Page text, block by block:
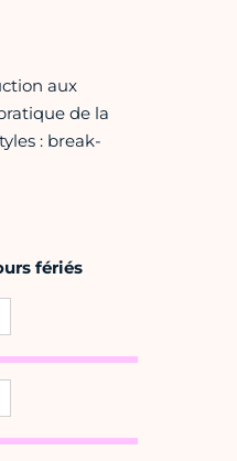
aux
de la
: break-
fériés